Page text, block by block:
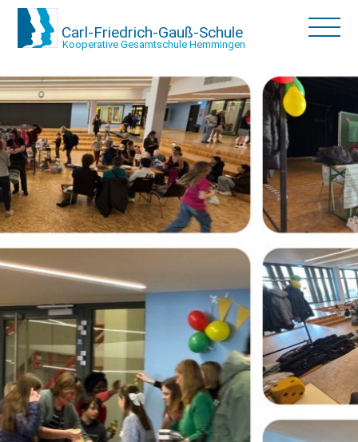
Carl-Friedrich-Gauß-Schule
Kooperative Gesamtschule Hemmingen